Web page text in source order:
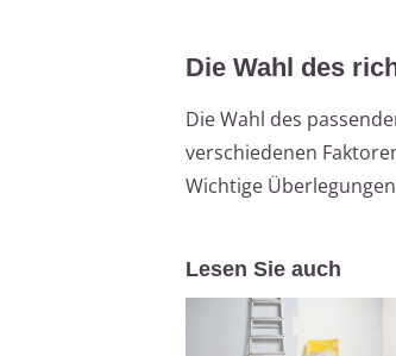
Die Wahl des
Die Wahl des
verschiedenen
Wichtige
Lesen Sie auch